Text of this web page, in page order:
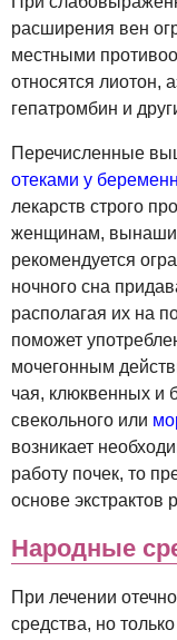
расширения вен
местными
относятся лиотон,
гепатромбин и
Перечисленные
отеками у
лекарств строго
женщинам,
рекомендуется
ночного сна
располагая их на
поможет
мочегонным
чая, клюквенных и
свекольного или
возникает
работу почек, то
основе экстрактов
Народные
При лечении
средства, но